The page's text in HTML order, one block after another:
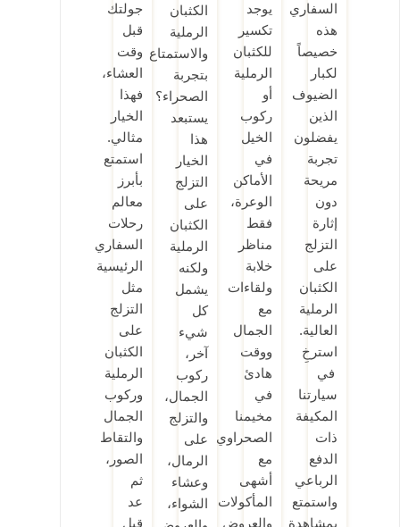
السفاري
هذه
خصيصاً
لكبار
الضيوف
الذين
يفضلون
تجربة
مريحة
دون
إثارة
التزلج
على
الكثبان
الرملية
العالية.
استرخِ
في
سيارتنا
المكيفة
ذات
الدفع
الرباعي
واستمتع
بمشاهدة
يوجد
تكسير
للكثبان
الرملية
أو
ركوب
الخيل
في
الأماكن
الوعرة،
فقط
مناظر
خلابة
ولقاءات
مع
الجمال
ووقت
هادئ
في
مخيمنا
الصحراوي
مع
أشهى
المأكولات
والعروض
الكثبان
الرملية
والاستمتاع
بتجربة
الصحراء؟
يستبعد
هذا
الخيار
التزلج
على
الكثبان
الرملية
ولكنه
يشمل
كل
شيء
آخر،
ركوب
الجمال،
والتزلج
على
الرمال،
وعشاء
الشواء،
جولتك
قبل
وقت
العشاء،
فهذا
الخيار
مثالي.
استمتع
بأبرز
معالم
رحلات
السفاري
الرئيسية
مثل
التزلج
على
الكثبان
الرملية
وركوب
الجمال
والتقاط
الصور،
ثم
عد
قبل